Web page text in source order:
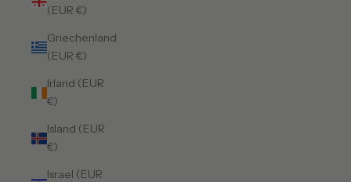
(EUR €)
Griechenland
(EUR €)
Irland (EUR
€)
Island (EUR
€)
Israel (EUR